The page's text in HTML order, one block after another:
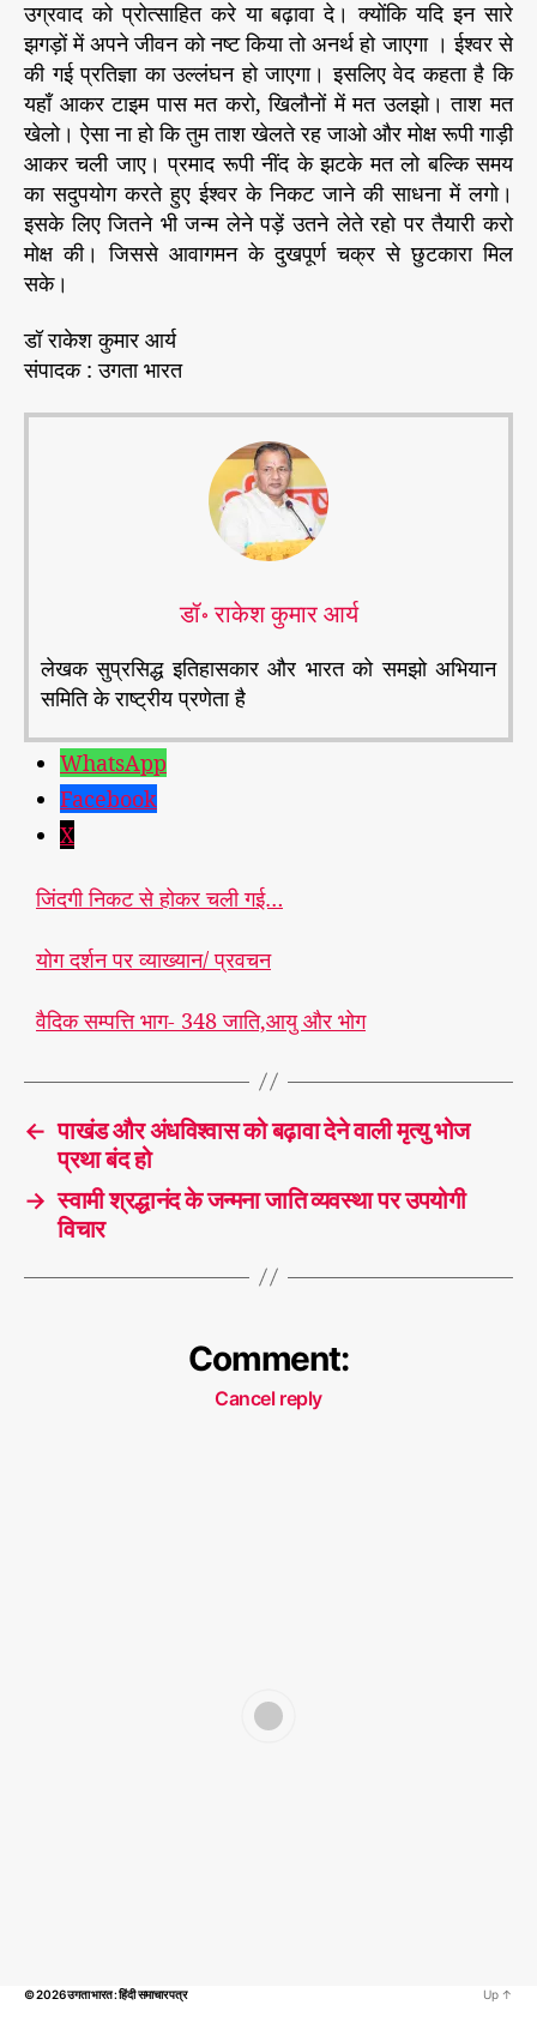
उग्रवाद को प्रोत्साहित करे या बढ़ावा दे। क्योंकि यदि इन सारे
झगड़ों में अपने जीवन को नष्ट किया तो अनर्थ हो जाएगा । ईश्वर से
की गई प्रतिज्ञा का उल्लंघन हो जाएगा। इसलिए वेद कहता है कि
यहाँ आकर टाइम पास मत करो, खिलौनों में मत उलझो। ताश मत
खेलो। ऐसा ना हो कि तुम ताश खेलते रह जाओ और मोक्ष रूपी गाड़ी
आकर चली जाए। प्रमाद रूपी नींद के झटके मत लो बल्कि समय
का सदुपयोग करते हुए ईश्वर के निकट जाने की साधना में लगो।
इसके लिए जितने भी जन्म लेने पड़ें उतने लेते रहो पर तैयारी करो
मोक्ष की। जिससे आवागमन के दुखपूर्ण चक्र से छुटकारा मिल
सके।
डॉ राकेश कुमार आर्य
संपादक : उगता भारत
डॉ॰ राकेश कुमार आर्य
लेखक सुप्रसिद्ध इतिहासकार और भारत को समझो अभियान
समिति के राष्ट्रीय प्रणेता है
WhatsApp
Facebook
X
जिंदगी निकट से होकर चली गई…
योग दर्शन पर व्याख्यान/ प्रवचन
वैदिक सम्पत्ति भाग- 348 जाति,आयु और भोग
← पाखंड और अंधविश्वास को बढ़ावा देने वाली मृत्यु भोज
प्रथा बंद हो
→ स्वामी श्रद्धानंद के जन्मना जाति व्यवस्था पर उपयोगी
विचार
Comment:
Cancel reply
© 2026उगता भारत : हिंदी समाचार पत्र Up ↑